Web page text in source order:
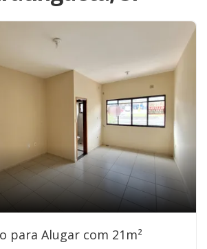
para Alugar com 21m²